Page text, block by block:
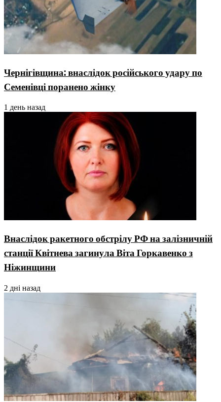
Чернігівщина: внаслідок російського удару по
Семенівці поранено жінку
1 день назад
Внаслідок ракетного обстрілу РФ на залізничній
станції Квітнева загинула Віта Горкавенко з
Ніжинщини
2 дні назад